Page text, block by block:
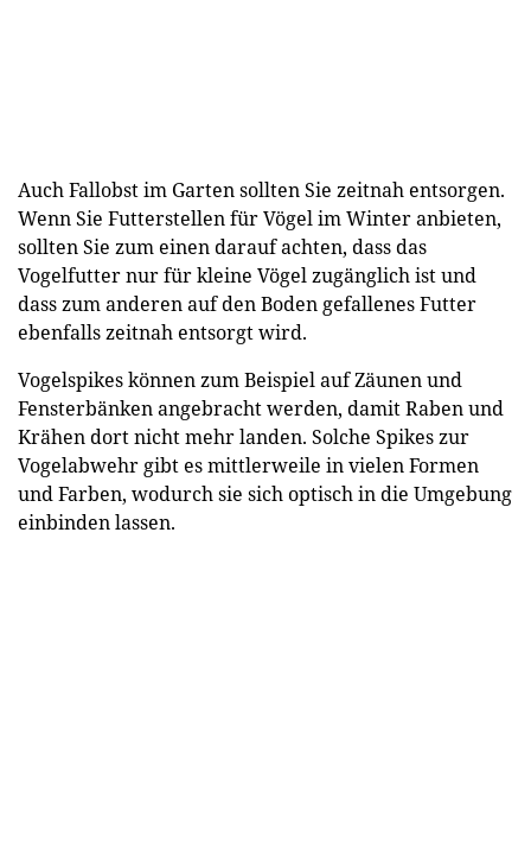
Auch Fallobst im Garten sollten Sie zeitnah entsorgen.
Wenn Sie Futterstellen für Vögel im Winter anbieten,
sollten Sie zum einen darauf achten, dass das
Vogelfutter nur für kleine Vögel zugänglich ist und
dass zum anderen auf den Boden gefallenes Futter
ebenfalls zeitnah entsorgt wird.
Vogelspikes können zum Beispiel auf Zäunen und
Fensterbänken angebracht werden, damit Raben und
Krähen dort nicht mehr landen. Solche Spikes zur
Vogelabwehr gibt es mittlerweile in vielen Formen
und Farben, wodurch sie sich optisch in die Umgebung
einbinden lassen.